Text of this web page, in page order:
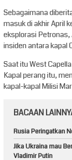
Sebagaimana
masuk di akhir April
eksplorasi
insiden antara kapal
Saat itu West
Kapal perang itu,
kapal-kapal Milisi
BACAAN
Rusia Peringatkan
Jika Ukraina mau
Vladimir Putin